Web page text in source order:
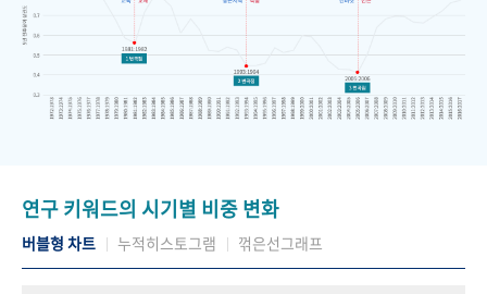
연구 키워드의 시기별 비중 변화
버블형 차트 누적히스토그램 꺾은선그래프